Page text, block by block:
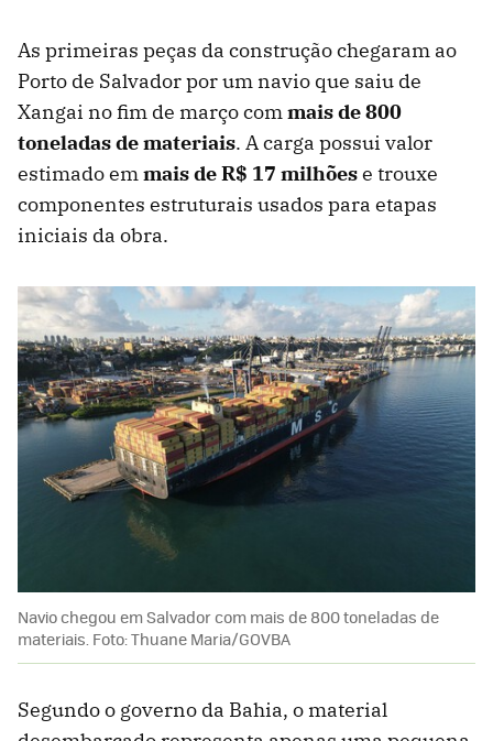
As primeiras peças da construção chegaram ao
Porto de Salvador por um navio que saiu de
Xangai no fim de março commais de 800
toneladas de materiais. A carga possui valor
estimado emmais de R$ 17 milhõese trouxe
componentes estruturais usados para etapas
iniciais da obra.
Navio chegou em Salvador com mais de 800 toneladas de
materiais. Foto: Thuane Maria/GOVBA
Segundo o governo da Bahia, o material